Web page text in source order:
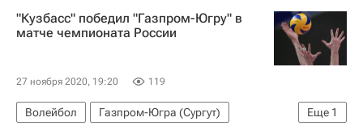
"Кузбасс" победил "Газпром-Югру" в
матче чемпионата России
27 ноября 2020, 19:20 119
Еще 1
Волейбол
Газпром-Югра (Сургут)